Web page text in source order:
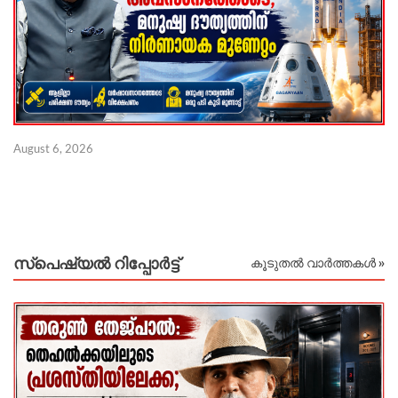
August 6, 2026
സ്പെഷ്യൽ റിപ്പോര്‍ട്ട് കൂടുതൽ വാർത്തകൾ »